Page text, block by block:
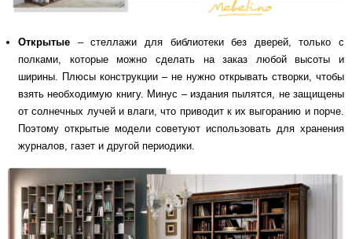
Открытые – стеллажи для библиотеки без дверей, только с
полками, которые можно сделать на заказ любой высоты и
ширины. Плюсы конструкции – не нужно открывать створки, чтобы
взять необходимую книгу. Минус – издания пылятся, не защищены
от солнечных лучей и влаги, что приводит к их выгоранию и порче.
Поэтому открытые модели советуют использовать для хранения
журналов, газет и другой периодики.